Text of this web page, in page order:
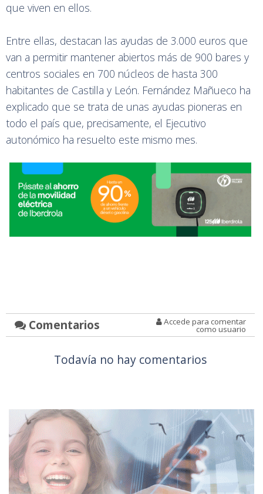
que viven en ellos.
Entre ellas, destacan las ayudas de 3.000 euros que
van a permitir mantener abiertos más de 900 bares y
centros sociales en 700 núcleos de hasta 300
habitantes de Castilla y León. Fernández Mañueco ha
explicado que se trata de unas ayudas pioneras en
todo el país que, precisamente, el Ejecutivo
autonómico ha resuelto este mismo mes.
Comentarios Accede para comentar
como usuario
Todavía no hay comentarios